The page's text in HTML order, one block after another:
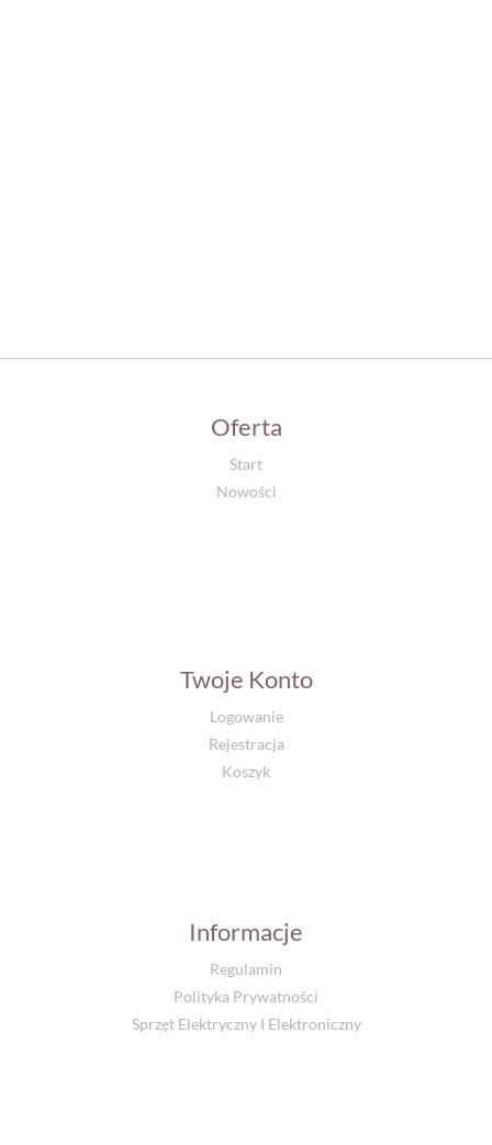
Oferta
Start
Nowości
Twoje Konto
Logowanie
Rejestracja
Koszyk
Informacje
Regulamin
Polityka Prywatności
Sprzęt Elektryczny I Elektroniczny